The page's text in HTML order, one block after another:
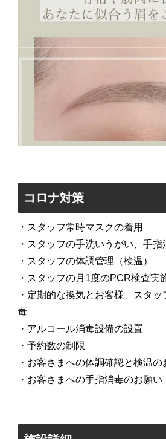
コロナ対策
・スタッフ常時マスクの着用
・スタッフの手洗いうがい、手
・スタッフの体調管理（検温）
・スタッフの月1度のPCR検査実
・定期的な換気とお客様、スタ
毒
・アルコール消毒設備の設置
・予約数の制限
・お客さまへの体調確認と検温の
・お客さまへの手指消毒のお願い